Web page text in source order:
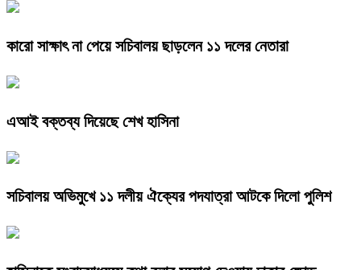
কারো সাক্ষাৎ না পেয়ে সচিবালয় ছাড়লেন ১১ দলের নেতারা
এআই বক্তব্য দিয়েছে শেখ হাসিনা
সচিবালয় অভিমুখে ১১ দলীয় ঐক্যের পদযাত্রা আটকে দিলো পুলিশ